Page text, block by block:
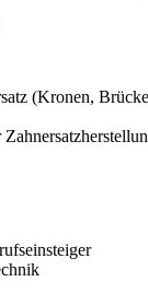
(Kronen,